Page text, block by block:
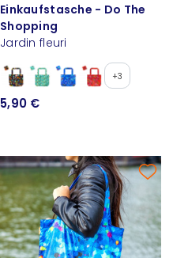
Einkaufstasche - Do The
Shopping
Jardin fleuri
+3
5,90 €